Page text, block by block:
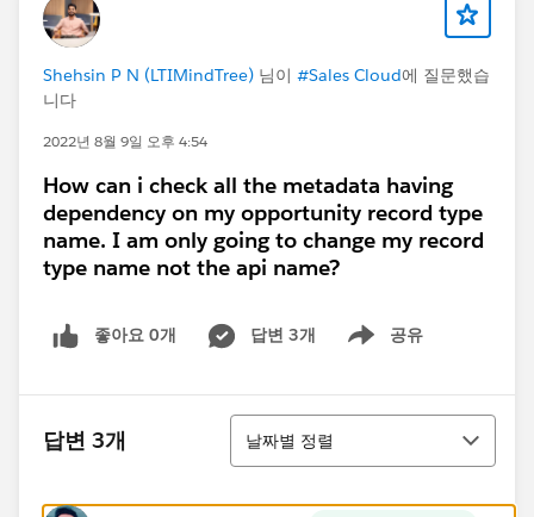
Shehsin P N (LTIMindTree) 님이 #Sales Cloud에 질문했습
니다
2022년 8월 9일 오후 4:54
How can i check all the metadata having
dependency on my opportunity record type
name. I am only going to change my record
type name not the api name?
좋아요 0개 답변 3개 공유
Show menu
답변 3개
정렬
날짜별 정렬